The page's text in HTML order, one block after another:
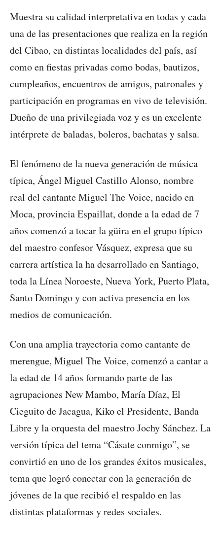
Muestra su calidad interpretativa en todas y cada
una de las presentaciones que realiza en la región
del Cibao, en distintas localidades del país, así
como en fiestas privadas como bodas, bautizos,
cumpleaños, encuentros de amigos, patronales y
participación en programas en vivo de televisión.
Dueño de una privilegiada voz y es un excelente
intérprete de baladas, boleros, bachatas y salsa.
El fenómeno de la nueva generación de música
típica, Ángel Miguel Castillo Alonso, nombre
real del cantante Miguel The Voice, nacido en
Moca, provincia Espaillat, donde a la edad de 7
años comenzó a tocar la güira en el grupo típico
del maestro confesor Vásquez, expresa que su
carrera artística la ha desarrollado en Santiago,
toda la Línea Noroeste, Nueva York, Puerto Plata,
Santo Domingo y con activa presencia en los
medios de comunicación.
Con una amplia trayectoria como cantante de
merengue, Miguel The Voice, comenzó a cantar a
la edad de 14 años formando parte de las
agrupaciones New Mambo, María Díaz, El
Cieguito de Jacagua, Kiko el Presidente, Banda
Libre y la orquesta del maestro Jochy Sánchez. La
versión típica del tema “Cásate conmigo”, se
convirtió en uno de los grandes éxitos musicales,
tema que logró conectar con la generación de
jóvenes de la que recibió el respaldo en las
distintas plataformas y redes sociales.